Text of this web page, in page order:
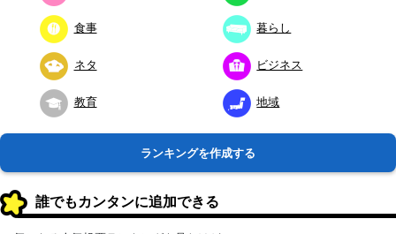
食事 暮らし
ネタ ビジネス
教育 地域
ランキングを作成する
誰でもカンタンに追加できる